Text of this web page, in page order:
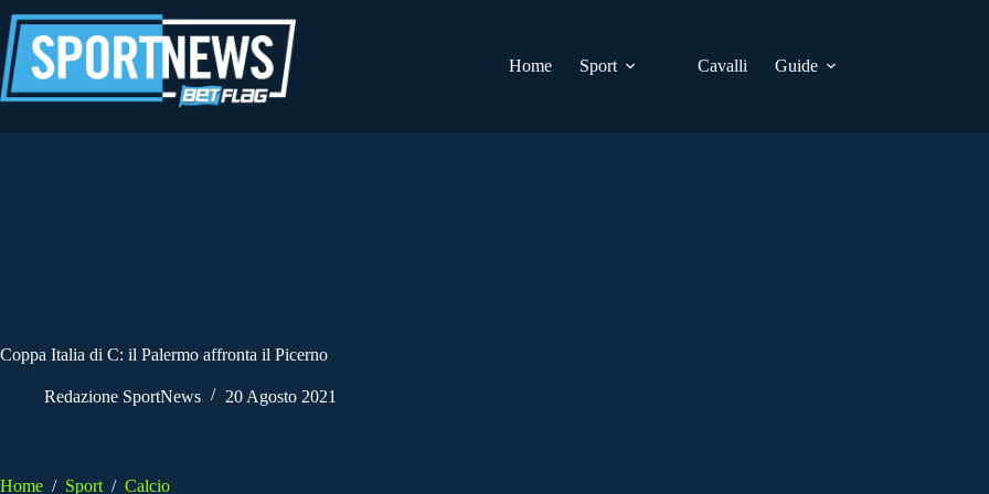
al
contenuto
Home
Sport Cavalli Guide
Coppa Italia di C: il Palermo affronta il Picerno
Redazione SportNews 20 Agosto 2021
Home / Sport / Calcio